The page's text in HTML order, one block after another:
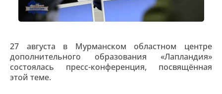
27 августа в Мурманском областном центре
дополнительного образования «Лапландия»
состоялась пресс-конференция, посвящённая
этой теме.